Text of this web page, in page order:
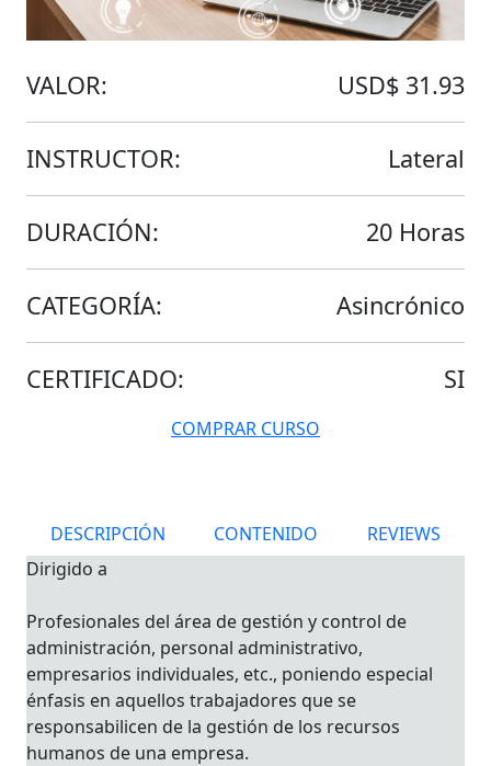
VALOR: USD$ 31.93
INSTRUCTOR: Lateral
DURACIÓN: 20 Horas
CATEGORÍA: Asincrónico
CERTIFICADO: SI
COMPRAR CURSO
DESCRIPCIÓN CONTENIDO
REVIEWS
Dirigido a
Profesionales del área de gestión y control de
administración, personal administrativo,
empresarios individuales, etc., poniendo especial
énfasis en aquellos trabajadores que se
responsabilicen de la gestión de los recursos
humanos de una empresa.